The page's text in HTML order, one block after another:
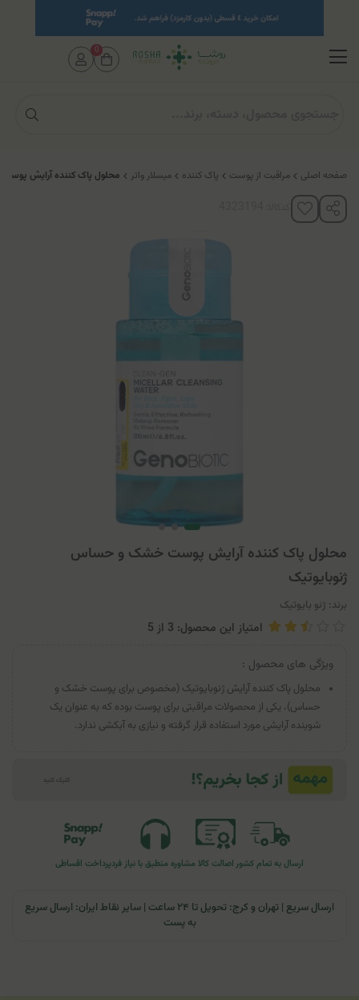
صفحه اصلی مراقبت از پوست پاک کننده میسلار واتر محلول پاک کننده آرایش
محلول پاک کننده آرایش پوست خشک و حساس
ژنوبایوتیک
برند: ژنو بایوتیک
امتیاز این محصول: 3 از 5
ویژگی های محصول :
محلول پاک کننده آرایش ژنوبایوتیک (مخصوص برای پوست خشک و
حساس)، یکی از محصولات مراقبتی برای پوست بوده که به عنوان یک
شوینده آرایشی مورد استفاده قرار گرفته و نیازی به آبکشی ندارد.
ارسال به تمام کشوراصالت کالا مشاوره منطبق با نیاز فردپرداخت اقساطی
ارسال سریع | تهران و کرج: تحویل تا ۲۴ ساعت | سایر نقاط ایران: ارسال سریع
به پست
0